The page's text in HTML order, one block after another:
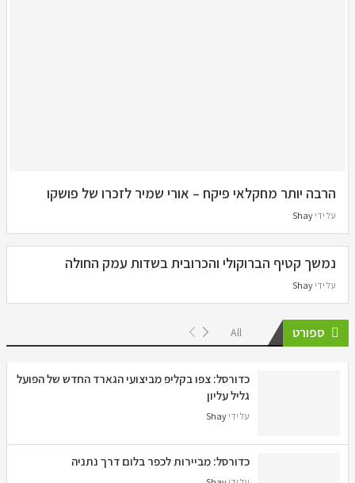
הרבה יותר מחקלאי פיקח – אורי שמיר לזכרו של פושקו
על ידי Shay
נמשך קטיף הברוקולי והכרובית בשדות עמק החולה
על ידי Shay
ספורט All
כדורסל: צפו בקליפ מביצועי הגארד החדש של הפועל
גליל עליון
על ידי Shay
כדורסל: מביירות לכפר בלום דרך נתניה